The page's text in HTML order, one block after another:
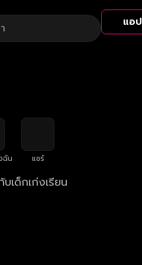
แอป
ฉัน แชร์
เด็กเก่งเรียน